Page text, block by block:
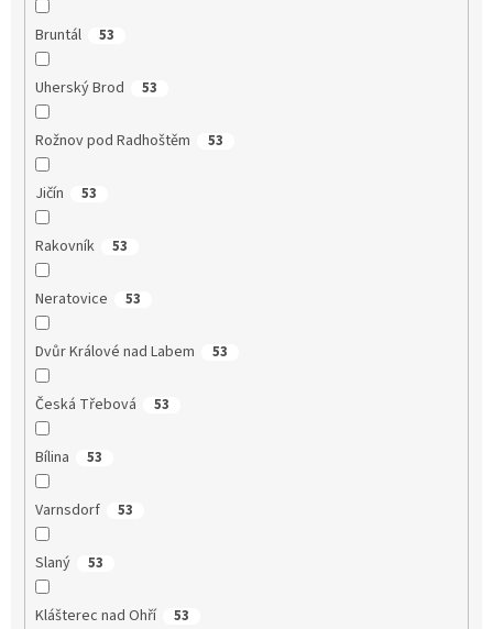
Bruntál 53
Uherský Brod 53
Rožnov pod Radhoštěm 53
Jičín 53
Rakovník 53
Neratovice 53
Dvůr Králové nad Labem 53
Česká Třebová 53
Bílina 53
Varnsdorf 53
Slaný 53
Klášterec nad Ohří 53